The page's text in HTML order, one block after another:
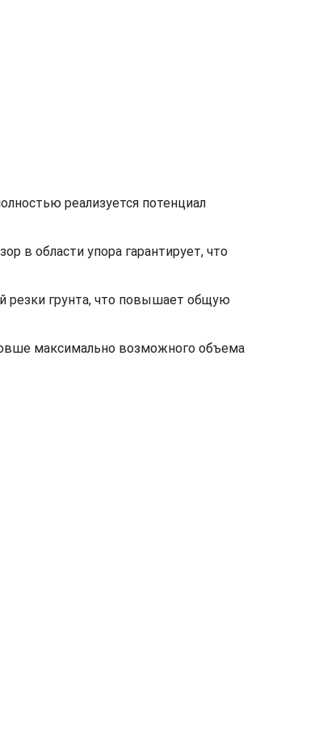
реализуется потенциал
в области упора гарантирует, что
резки грунта, что повышает общую
максимально возможного объема